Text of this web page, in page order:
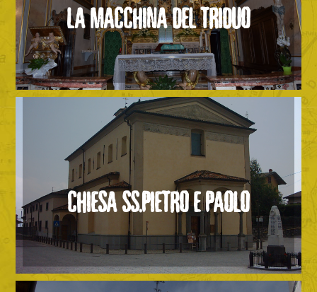
LA MACCHINA DEL TRIDUO
CHIESA SS.PIETRO E PAOLO